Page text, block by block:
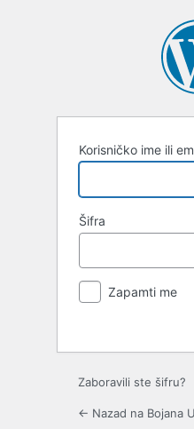
Korisničko ime ili
Šifra
Zapamti me
Zaboravili ste šifru?
← Nazad na Bojana